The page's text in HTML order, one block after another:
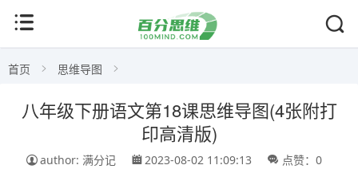
首页 思维导图
八年级下册语文第18课思维导图(4张附打
印高清版)
author: 满分记 2023-08-02 11:09:13 点赞：0